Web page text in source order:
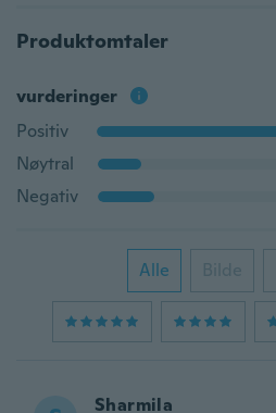
Produktomtaler
vurderinger
Positiv
Nøytral
Negativ
Alle Bilde
Sharmila